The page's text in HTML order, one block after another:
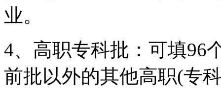
业。
4、高职专科批：可填96
前批以外的其他高职(专